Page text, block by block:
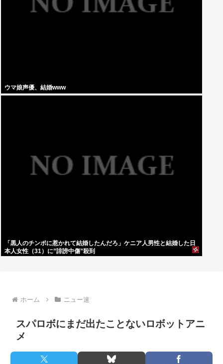
ウマ娘声優、結婚www
「黒人のチンポに惹かれて結婚したんだろ」ケニア人男性と結婚した日
本人女性（31）に”誹謗中傷”殺到
ホーム ニュー速
スパロボにまだ出たことないロボットアニ
メ